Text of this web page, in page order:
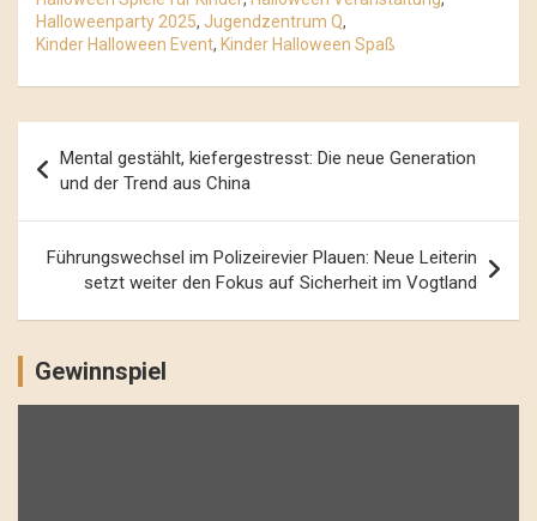
Halloweenparty 2025, Jugendzentrum Q,
Kinder Halloween Event, Kinder Halloween Spaß
Navigation
Mental gestählt, kiefergestresst: Die neue Generation
und der Trend aus China
Führungswechsel im Polizeirevier Plauen: Neue Leiterin
setzt weiter den Fokus auf Sicherheit im Vogtland
Gewinnspiel